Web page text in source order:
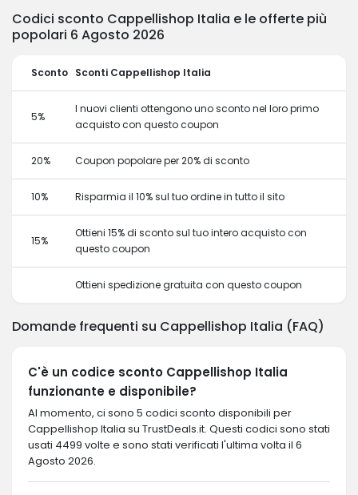
Codici sconto Cappellishop Italia e le offerte più
popolari 6 Agosto 2026
Sconto Sconti Cappellishop Italia
5%
I nuovi clienti ottengono uno sconto nel loro primo
acquisto con questo coupon
20% Coupon popolare per 20% di sconto
10% Risparmia il 10% sul tuo ordine in tutto il sito
15%
Ottieni 15% di sconto sul tuo intero acquisto con
questo coupon
Ottieni spedizione gratuita con questo coupon
Domande frequenti su Cappellishop Italia (FAQ)
C'è un codice sconto Cappellishop Italia
funzionante e disponibile?
Al momento, ci sono 5 codici sconto disponibili per
Cappellishop Italia su TrustDeals.it. Questi codici sono stati
usati 4499 volte e sono stati verificati l'ultima volta il 6
Agosto 2026.